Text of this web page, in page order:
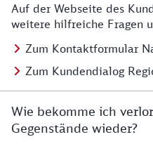
Auf der Webseite des
weitere hilfreiche Fragen
Zum Kontaktformular
Zum Kundendialog
Wie bekomme ich
Gegenstände wieder?